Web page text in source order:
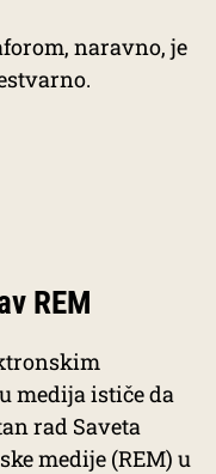
naravno, je
REM
medija ističe da
rad Saveta
medije (REM) u